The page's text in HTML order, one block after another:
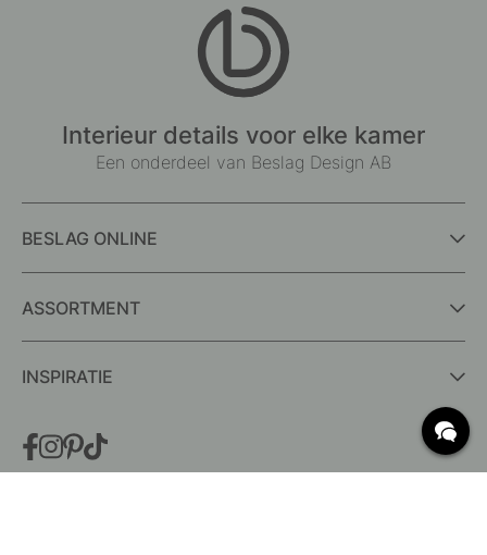
Interieur details voor elke kamer
Een onderdeel van Beslag Design AB
BESLAG ONLINE
ASSORTMENT
INSPIRATIE